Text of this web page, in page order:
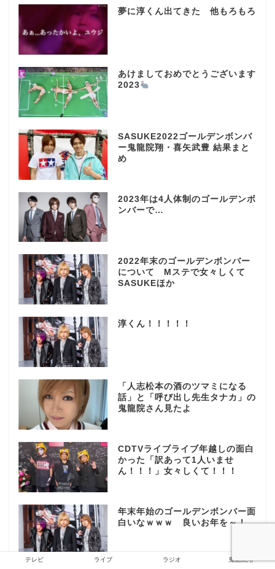
夢に淳くん出てきた 他もろもろ
あけましておめでとうございます
2023
SASUKE2022ゴールデンボンバ
ー鬼龍院翔・喜矢武豊 結果まと
め
2023年は4人体制のゴールデンボ
ンバーで…
2022年末のゴールデンボンバー
について Mステで女々しくて
SASUKEほか
淳くん！！！！！
「人志松本の酒のツマミになる
話」と「呼び出し先生タナカ」の
鬼龍院さん見たよ
CDTVライブライブ年越しの面白
かった「訳あって1人いませ
ん！！！」女々しくて！！！
年末年始のゴールデンボンバー面
白いなｗｗｗ 良いお年を～！
テレビ ライブ ラジオ 鬼龍院翔